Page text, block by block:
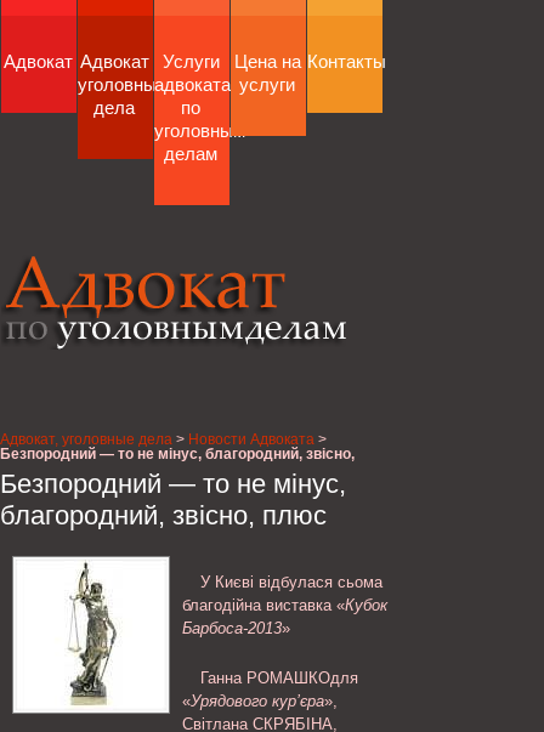
Адвокат Адвокат
уголовные
дела
Услуги
адвоката
по
уголовным
делам
Цена на
услуги
Контакты
Адвокат, уголовные дела > Новости Адвоката >
Безпородний — то не мінус, благородний, звісно,
Безпородний — то не мінус,
благородний, звісно, плюс
У Києві відбулася сьома
благодійна виставка «Кубок
Барбоса-2013»
Ганна РОМАШКОдля
«Урядового кур’єра»,
Світлана СКРЯБІНА,